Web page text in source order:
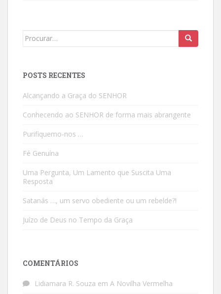
Search
POSTS RECENTES
Alcançando a Graça do SENHOR
Conhecendo ao SENHOR de forma mais abrangente
Purifiquemo-nos …
Fé Genuína
Uma Pergunta, Um Lamento que Suscita Uma
Resposta
Satanás …, um servo obediente ou um rebelde?!
Juízo de Deus no Tempo da Graça
COMENTÁRIOS
Lidiamara R. Souza em A Novilha Vermelha